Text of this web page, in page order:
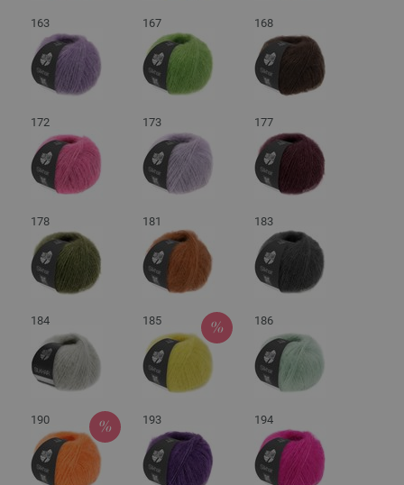
163 167 168
172 173 177
178 181 183
184 185 186
190 193 194